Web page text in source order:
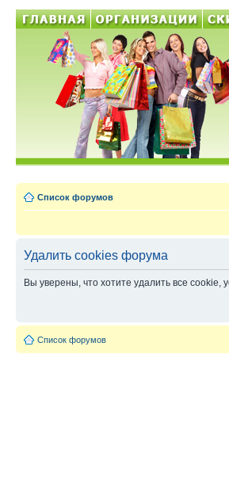
Список форумов
Удалить cookies форума
Вы уверены, что хотите удалить все
Список форумов